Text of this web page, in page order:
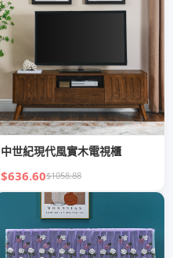
中世紀現代風實木電視櫃
$636.60$1058.88